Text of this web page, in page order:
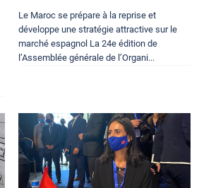
Le Maroc se prépare à la reprise et
développe une stratégie attractive sur le
marché espagnol La 24e édition de
l’Assemblée générale de l’Organi...